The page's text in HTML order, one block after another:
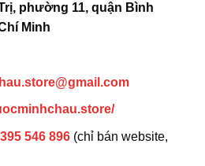
phường 11, quận Bình
Minh
546 896 (chỉ bán website,